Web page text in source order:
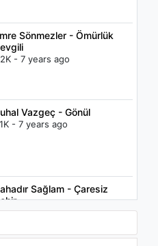
Sönmezler - Ömürlük
- 7 years ago
Vazgeç - Gönül
- 7 years ago
Sağlam - Çaresiz
- 7 years ago